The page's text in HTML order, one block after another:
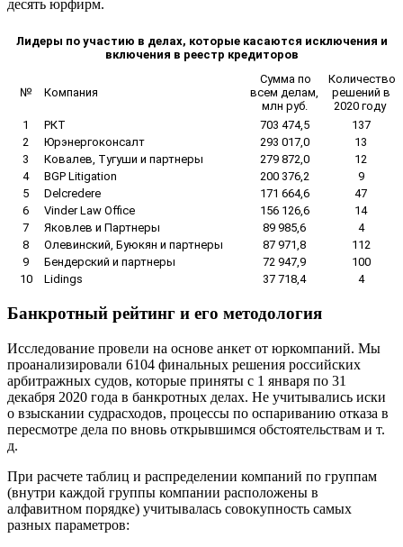
десять юрфирм.
Лидеры по участию в делах, которые касаются исключения и
включения в реестр кредиторов
№ Компания
Сумма по
всем делам,
млн руб.
Количество
решений в
2020 году
1
РКТ 703 474,5
137
2
Юрэнергоконсалт 293 017,0
13
3
Ковалев, Тугуши и партнеры 279 872,0
12
4
BGP Litigation 200 376,2
9
5
Delcredere 171 664,6
47
6
Vinder Law Office 156 126,6
14
7
Яковлев и Партнеры 89 985,6
4
8
Олевинский, Буюкян и партнеры 87 971,8
112
9
Бендерский и партнеры 72 947,9
100
10
Lidings 37 718,4 4
Банкротный рейтинг и его методология
Исследование провели на основе анкет от юркомпаний. Мы
проанализировали 6104 финальных решения российских
арбитражных судов, которые приняты с 1 января по 31
декабря 2020 года в банкротных делах. Не учитывались иски
о взыскании судрасходов, процессы по оспариванию отказа в
пересмотре дела по вновь открывшимся обстоятельствам и т.
д.
При расчете таблиц и распределении компаний по группам
(внутри каждой группы компании расположены в
алфавитном порядке) учитывалась совокупность самых
разных параметров: